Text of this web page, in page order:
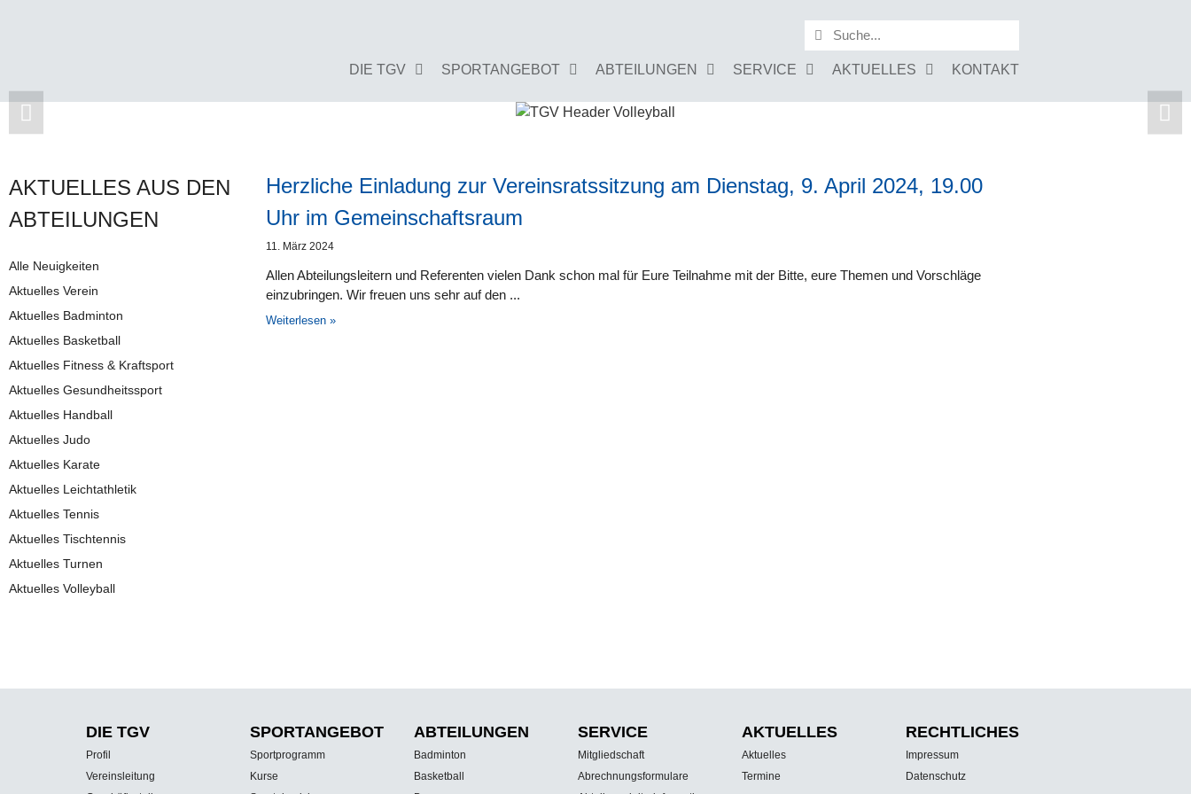
DIE TGV SPORTANGEBOT ABTEILUNGEN SERVICE AKTUELLES KONTAKT
AKTUELLES AUS DEN
AB­TEI­LUNG­EN
Alle Neuigkeiten
Aktuelles Verein
Aktuelles Badminton
Aktuelles Basketball
Aktuelles Fitness & Kraftsport
Aktuelles Gesundheitssport
Aktuelles Handball
Aktuelles Judo
Aktuelles Karate
Aktuelles Leichtathletik
Aktuelles Tennis
Aktuelles Tischtennis
Aktuelles Turnen
Aktuelles Volleyball
Zu dieser Kategorie gibt es leider noch keine Beiträge.
Herzliche Einladung zur Vereinsratssitzung am Dienstag, 9. April 2024, 19.00
Uhr im Gemeinschaftsraum
11. März 2024
Allen Abteilungsleitern und Referenten vielen Dank schon mal für Eure Teilnahme mit der Bitte, eure Themen und Vorschläge
einzubringen. Wir freuen uns sehr auf den
Weiterlesen »
DIE TGV
Profil
Vereinsleitung
SPORT­ANGEBOT
Sportprogramm
Kurse
ABTEILUNGEN
Badminton
Basketball
SERVICE
Mitgliedschaft
Abrechnungsformulare
AKTUELLES
Aktuelles
Termine
RECHTLICHES
Impressum
Datenschutz